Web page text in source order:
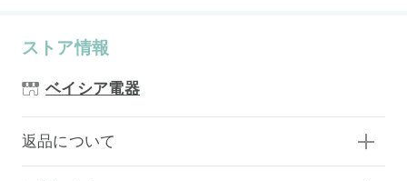
ストア情報
ベイシア電器
返品について